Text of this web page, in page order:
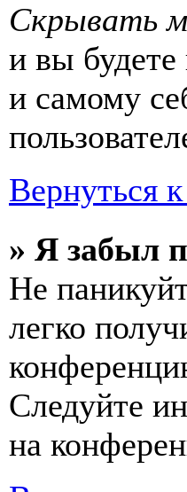
Скрывать
и вы
и самому
Вернуться
» Я забыл
Не
легко
Следуйте
на